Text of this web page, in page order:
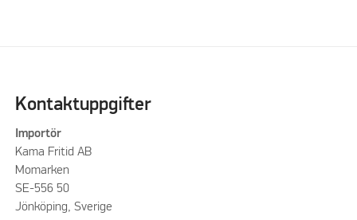
Kontaktuppgifter
Importör
Kama Fritid AB
Momarken
SE-556 50
Jönköping, Sverige